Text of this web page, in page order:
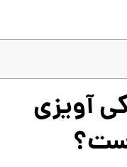
آویزی